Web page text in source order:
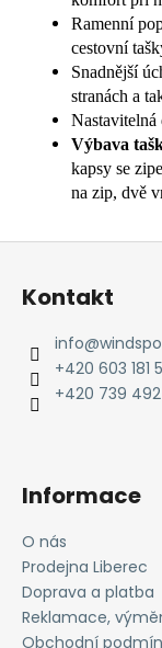
Ramenní
cestovní
Snadnější
stranách a
Nastavitelná
Výbava
kapsy se
na zip, dvě
Z
Kontakt
info@
+420 603 181
+420 739
Informace
O nás
Prodejna Liberec
Doprava a platba
Reklamace,
Obchodní